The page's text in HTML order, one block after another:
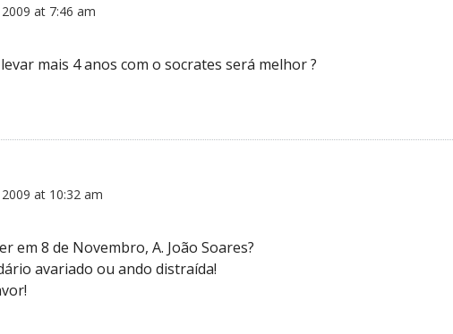
2009 at 7:46 am
mais 4 anos com o socrates será melhor ?
2009 at 10:32 am
em 8 de Novembro, A. João Soares?
avariado ou ando distraída!